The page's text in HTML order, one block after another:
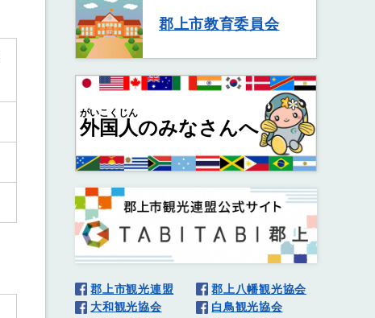
郡上市教育委員会
外国人
がいこくじん
のみなさんへ
郡上市観光連盟
郡上八幡観光協会
大和観光協会
白鳥観光協会